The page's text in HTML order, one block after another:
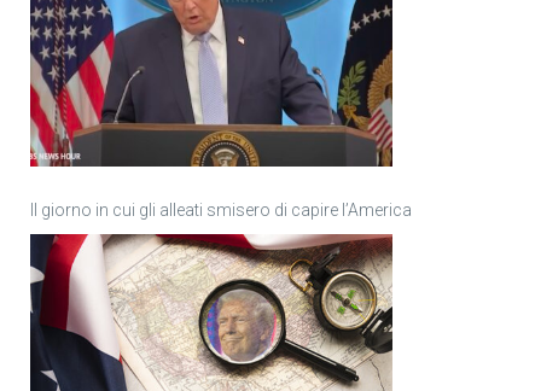
Il giorno in cui gli alleati smisero di capire l’America